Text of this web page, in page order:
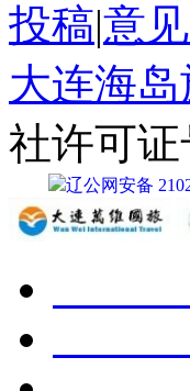
投稿|意
大连海岛
社许可
辽公网安备